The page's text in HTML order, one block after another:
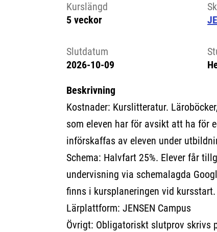
Kurslängd
5 veckor
Slutdatum
2026-10-09
Beskrivning
Kostnader: Kurslitteratur.
som eleven har för avsikt att ha för
införskaffas av eleven under
Schema: Halvfart 25%. Elever får
undervisning via schemalagda
finns i kursplaneringen vid kursstart.
Lärplattform: JENSEN Campus
Övrigt: Obligatoriskt slutprov skrivs